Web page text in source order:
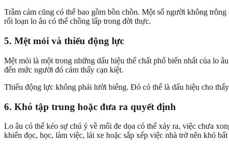
Trầm cảm cũng có thể bao gồm bồn chồn. Một số người không
rối loạn lo âu có thể chồng lấp trong đời thực.
5. Mệt mỏi và thiếu động lực
Mệt mỏi là một trong những dấu hiệu thể chất phổ biến nhất của lo
đến mức người đó cảm thấy cạn kiệt.
Thiếu động lực không phải lười biếng. Đó có thể là dấu hiệu cho
6. Khó tập trung hoặc đưa ra quyết định
Lo âu có thể kéo sự chú ý về mối đe dọa có thể xảy ra, việc chưa
khiến đọc, học, làm việc, lái xe hoặc sắp xếp việc nhà trở nên khó